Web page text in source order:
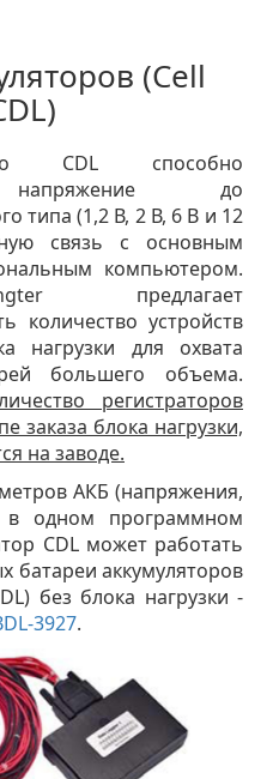
(Cell
CDL способно
напряжение до
типа (1,2 В, 2 В, 6 В и 12
связь с основным
компьютером.
предлагает
количество устройств
нагрузки для охвата
большего объема.
регистраторов
заказа блока нагрузки,
на заводе.
АКБ (напряжения,
в одном программном
CDL может работать
батареи аккумуляторов
без блока нагрузки -
3927.